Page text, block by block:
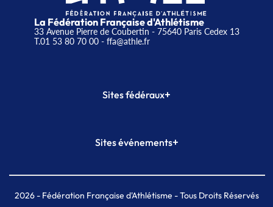
La Fédération Française d'Athlétisme
33 Avenue Pierre de Coubertin - 75640 Paris Cedex 13
T.01 53 80 70 00- ffa@athle.fr
Sites fédéraux+
Plateforme Formation
Sites événements+
Meeting de Paris indoor
MAIF Ekiden de Paris
2026- Fédération Française d'Athlétisme - Tous Droits Réservés